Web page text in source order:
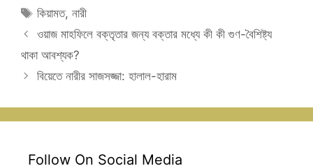
Tags
কিয়ামত,নারী
ওয়াজ মাহফিলে বক্তৃতার জন্য বক্তার মধ্যে কী কী গুণ-বৈশিষ্ট্য
থাকা আবশ্যক?
বিয়েতে নারীর সাজসজ্জা: হালাল-হারাম
Follow On Social Media